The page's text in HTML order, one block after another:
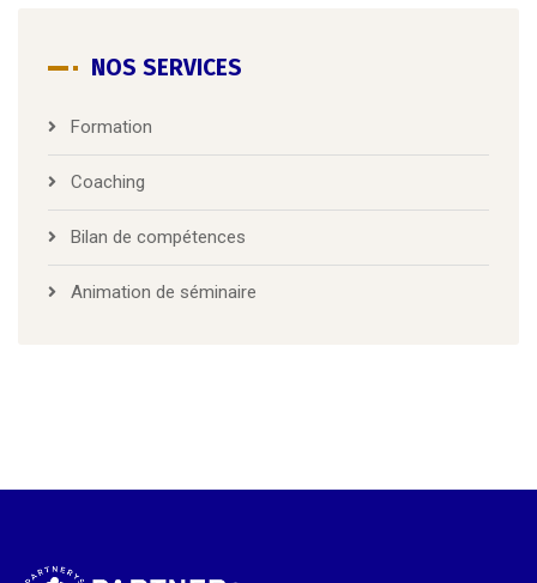
NOS SERVICES
Formation
Coaching
Bilan de compétences
Animation de séminaire